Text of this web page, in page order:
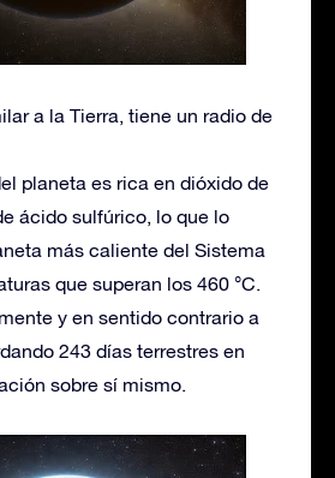
a la Tierra, tiene un radio de
planeta es rica en dióxido de
ácido sulfúrico, lo que lo
más caliente del Sistema
que superan los 460 °C.
y en sentido contrario a
243 días terrestres en
sobre sí mismo.